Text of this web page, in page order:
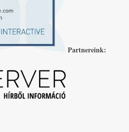
Partnereink: